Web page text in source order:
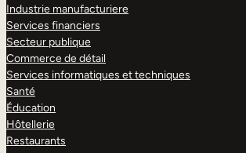
Industrie manufacturiere
Services financiers
Secteur publique
Commerce de détail
Services informatiques et techniques
Santé
Éducation
Hôtellerie
Restaurants